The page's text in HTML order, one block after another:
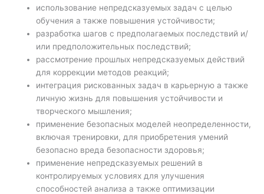
использование непредсказуемых задач с целью
обучения а также повышения устойчивости;
разработка шагов с предполагаемых последствий и/
или предположительных последствий;
рассмотрение прошлых непредсказуемых действий
для коррекции методов реакций;
интеграция рискованных задач в карьерную а также
личную жизнь для повышения устойчивости и
творческого мышления;
применение безопасных моделей неопределенности,
включая тренировки, для приобретения умений
безопасно вреда безопасности здоровья;
применение непредсказуемых решений в
контролируемых условиях для улучшения
способностей анализа а также оптимизации